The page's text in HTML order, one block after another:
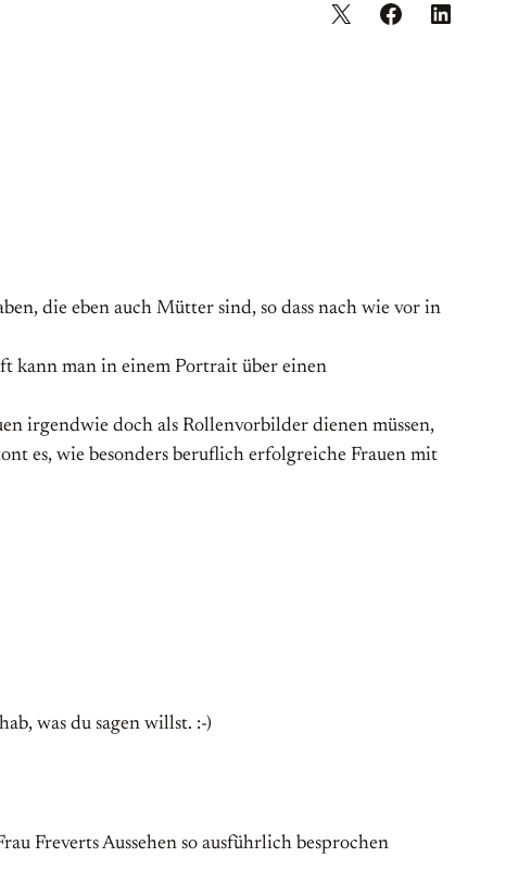
die eben auch Mütter sind, so dass nach wie vor in
kann man in einem Portrait über einen
irgendwie doch als Rollenvorbilder dienen müssen,
es, wie besonders beruflich erfolgreiche Frauen mit
was du sagen willst. :-)
Freverts Aussehen so ausführlich besprochen